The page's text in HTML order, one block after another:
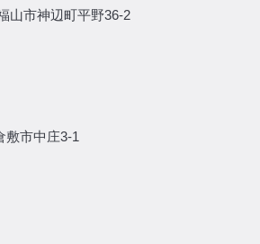
山市神辺町平野36-2
敷市中庄3-1